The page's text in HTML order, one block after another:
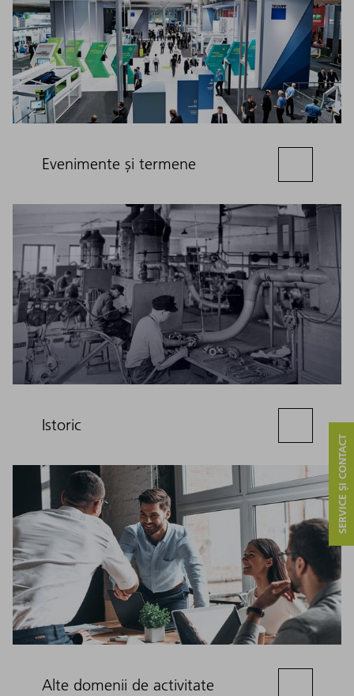
Evenimente și termene
Istoric
Alte domenii de activitate
SERVICE ȘI CONTACT